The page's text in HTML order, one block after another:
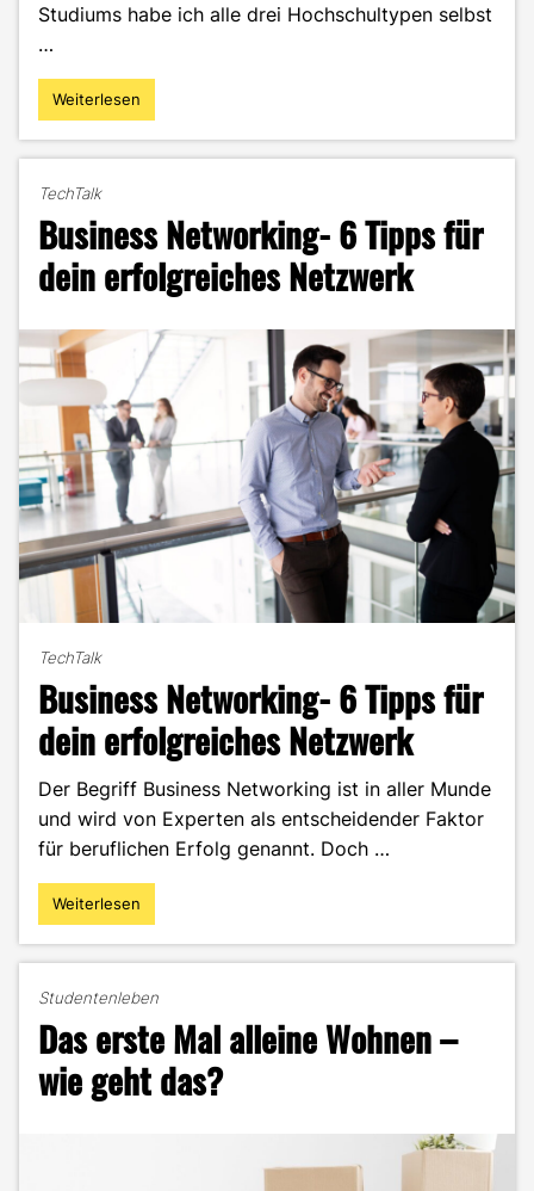
Studiums habe ich alle drei Hochschultypen selbst
…
"Teuer,
elitär,
ehrlicher
Blick
auf
drei
Hochschultypen"
Weiterlesen
TechTalk
Business Networking- 6 Tipps für
dein erfolgreiches Netzwerk
TechTalk
Business Networking- 6 Tipps für
dein erfolgreiches Netzwerk
Der Begriff Business Networking ist in aller Munde
und wird von Experten als entscheidender Faktor
für beruflichen Erfolg genannt. Doch …
"Business
Networking-
für
dein
erfolgreiches
Netzwerk"
Weiterlesen
Studentenleben
Das erste Mal alleine Wohnen –
wie geht das?